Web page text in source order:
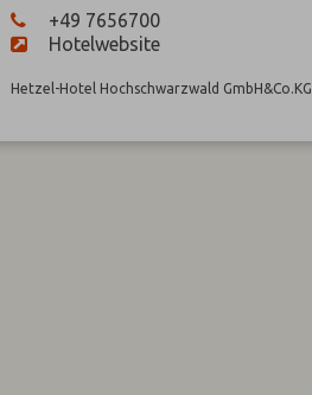
+49 7656700
Hotelwebsite
Hetzel-Hotel Hochschwarzwald GmbH&Co.KG